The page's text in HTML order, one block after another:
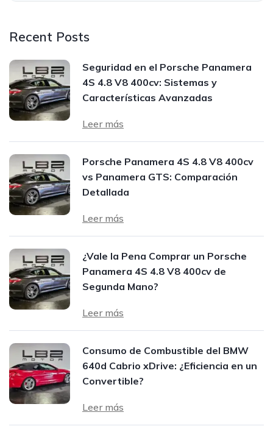
Recent Posts
Seguridad en el Porsche Panamera
4S 4.8 V8 400cv: Sistemas y
Características Avanzadas
Leer más
Porsche Panamera 4S 4.8 V8 400cv
vs Panamera GTS: Comparación
Detallada
Leer más
¿Vale la Pena Comprar un Porsche
Panamera 4S 4.8 V8 400cv de
Segunda Mano?
Leer más
Consumo de Combustible del BMW
640d Cabrio xDrive: ¿Eficiencia en un
Convertible?
Leer más